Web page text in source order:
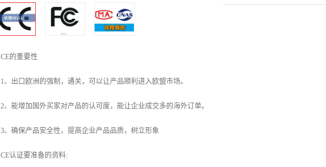
CE的重要性
1、出口欧洲的强制，通关，可以让产品顺利进入欧盟市场。
2、能增加国外买家对产品的认可度，能让企业成交多的海外订单。
3、确保产品安全性，提高企业产品品质，树立形象
CE认证要准备的资料: